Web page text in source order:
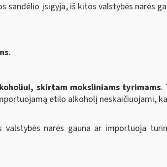
sandėlio įsigyja, iš kitos valstybės narės
skirtam moksliniams tyrimams.
etilo alkoholį neskaičiuojami,
narės gauna ar importuoja